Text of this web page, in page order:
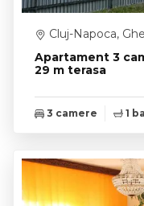
Apartament 3 camere bloc nou zona Sopor cu
29 m terasa
Cluj-Napoca,
3 camere 1